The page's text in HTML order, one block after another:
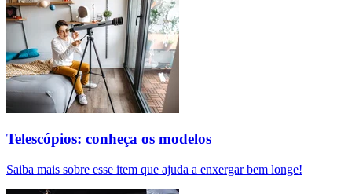
Telescópios: conheça os modelos
Saiba mais sobre esse item que ajuda a enxergar bem longe!